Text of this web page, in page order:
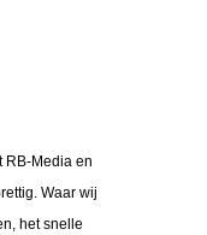
RB-Media en
Waar wij
het snelle
RB-Media en ervaren